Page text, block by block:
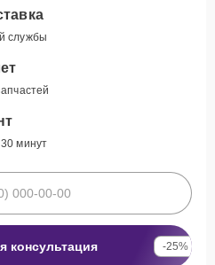
службы
минут
консультация -25%